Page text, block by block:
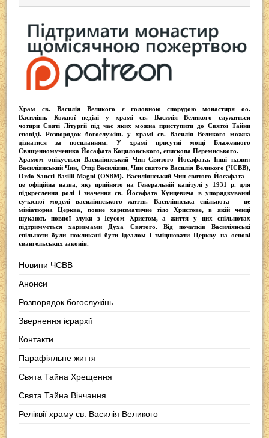
Храм св. Василія Великого є головною спорудою монастиря оо.
Василіян. Кожної неділі у храмі св. Василія Великого служиться
чотириСвяті Літургії під час яких можна приступити до Святої Тайни
сповіді.Розпорядок богослужінь у храмі св. Василія Великого можна
дізнатися за посиланням. У храмі присутні мощі Блаженного
Священномученика Йосафата Коциловського, єпископа Перемиського.
Храмом опікуєтьсяВасиліянський Чин Святого Йосафата. Інші назви:
Василіянський Чин, Отці Василіяни, Чин святого Василія Великого (ЧСВВ),
Ordо Sancti Basilii Magni (OSBM). Василіянський Чин святого Йосафата –
це офіційна назва, яку прийнято на Генеральній капітулі у 1931 р. для
підкреслення ролі і значення св. Йосафата Кунцевича в упорядкуванні
сучасної моделі василіянського життя. Василіянська спільнота – це
мініатюрна Церква, повне харизматичне тіло Христове, в якій ченці
шукають повної злуки з Iсусом Христом, а життя у цих спільнотах
підтримується харизмами Духа Святого. Від початків Василіянські
спільноти були покликані бути ідеалом і зміцнювати Церкву на основі
євангельських законів.
Новини ЧСВВ
Анонси
Розпорядок богослужінь
Звернення ієрархії
Контакти
Парафіяльне життя
Свята Тайна Хрещення
Свята Тайна Вінчання
Реліквії храму св. Василія Великого